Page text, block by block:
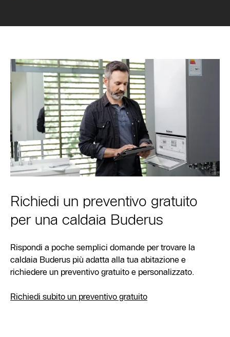
Richiedi un preventivo gratuito
per una caldaia Buderus
Rispondi a poche semplici domande per trovare la
caldaia Buderus più adatta alla tua abitazione e
richiedere un preventivo gratuito e personalizzato.
Richiedi subito un preventivo gratuito